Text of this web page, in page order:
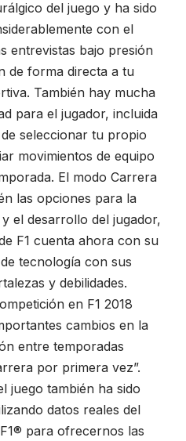
del juego y ha sido
con el
entrevistas bajo presión
de forma directa a tu
También hay mucha
para el jugador, incluida
seleccionar tu propio
movimientos de equipo
El modo Carrera
las opciones para la
el desarrollo del jugador,
F1 cuenta ahora con su
tecnología con sus
y debilidades.
en F1 2018
cambios en la
entre temporadas
por primera vez”.
juego también ha sido
datos reales del
para ofrecernos las